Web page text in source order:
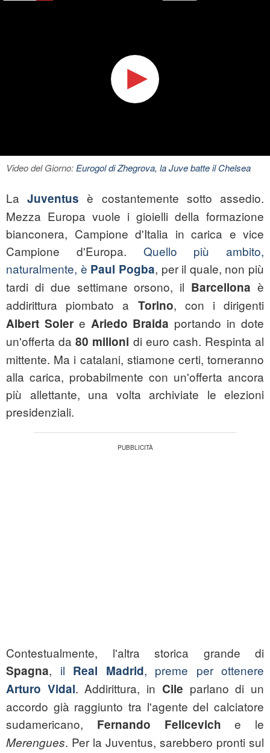
Video del Giorno:Eurogol di Zhegrova, la Juve batte il Chelsea
LaJuventus è costantemente sotto assedio.
Mezza Europa vuole i gioielli della formazione
bianconera, Campione d'Italia in carica e vice
Campione d'Europa. Quello più ambito,
naturalmente, è Paul Pogba, per il quale, non più
tardi di due settimane orsono, il Barcellona è
addirittura piombato a Torino, con i dirigenti
Albert Solere Ariedo Braida portando in dote
un'offerta da80 milioni di euro cash. Respinta al
mittente. Ma i catalani, stiamone certi, torneranno
alla carica, probabilmente con un'offerta ancora
più allettante, una volta archiviate le elezioni
presidenziali.
Contestualmente, l'altra storica grande di
Spagna, il Real Madrid, preme per ottenere
Arturo Vidal. Addirittura, in Cile parlano di un
accordo già raggiunto tra l'agente del calciatore
sudamericano, Fernando Felicevich e le
Merengues. Per la Juventus, sarebbero pronti sul